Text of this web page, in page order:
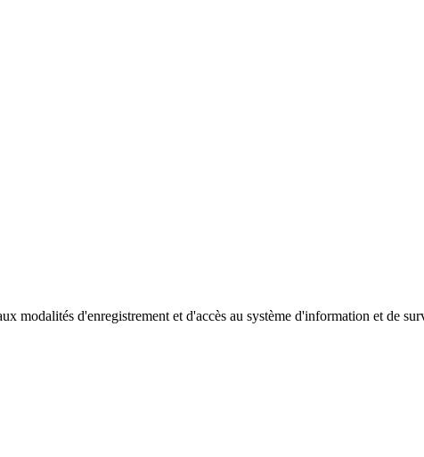
modalités d'enregistrement et d'accès au système d'information et de